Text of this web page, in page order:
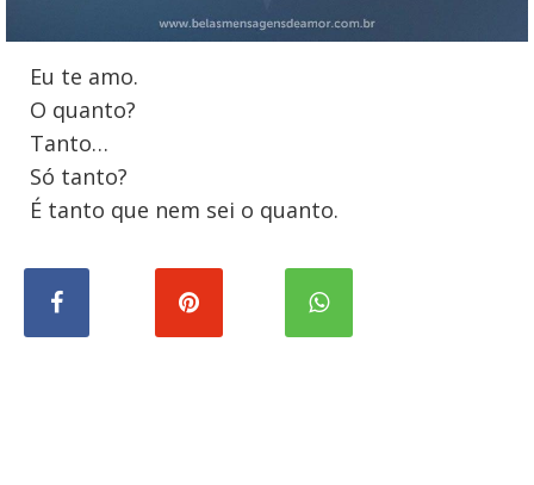
Eu te amo.
O quanto?
Tanto…
Só tanto?
É tanto que nem sei o quanto.